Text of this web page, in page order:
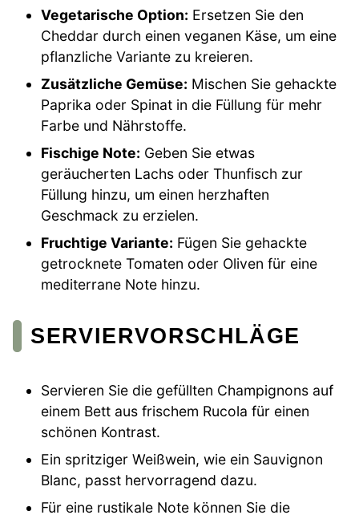
Vegetarische Option: Ersetzen Sie den
Cheddar durch einen veganen Käse, um eine
pflanzliche Variante zu kreieren.
Zusätzliche Gemüse: Mischen Sie gehackte
Paprika oder Spinat in die Füllung für mehr
Farbe und Nährstoffe.
Fischige Note: Geben Sie etwas
geräucherten Lachs oder Thunfisch zur
Füllung hinzu, um einen herzhaften
Geschmack zu erzielen.
Fruchtige Variante: Fügen Sie gehackte
getrocknete Tomaten oder Oliven für eine
mediterrane Note hinzu.
SERVIERVORSCHLÄGE
Servieren Sie die gefüllten Champignons auf
einem Bett aus frischem Rucola für einen
schönen Kontrast.
Ein spritziger Weißwein, wie ein Sauvignon
Blanc, passt hervorragend dazu.
Für eine rustikale Note können Sie die